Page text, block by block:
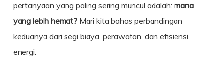
pertanyaan yang paling sering muncul adalah: mana
yang lebih hemat?Mari kita bahas perbandingan
keduanya dari segi biaya, perawatan, dan efisiensi
energi.